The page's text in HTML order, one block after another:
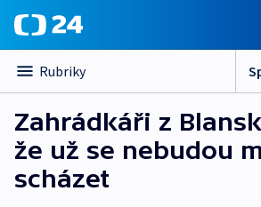
Rubriky
Zahrádkáři z
že už se nebudou
scházet